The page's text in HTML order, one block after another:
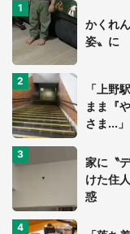
かくれ
姿〟に
「上野
まま『
さま...
家に〝
けた住
惑